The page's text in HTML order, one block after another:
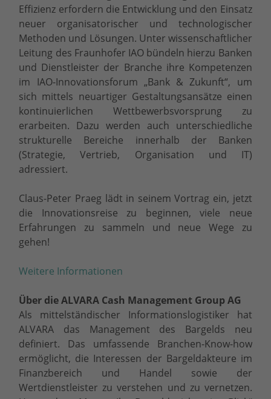
Effizienz erfordern die Entwicklung und den Einsatz
neuer organisatorischer und technologischer
Methoden und Lösungen. Unter wissenschaftlicher
Leitung des Fraunhofer IAO bündeln hierzu Banken
und Dienstleister der Branche ihre Kompetenzen
im IAO-Innovationsforum „Bank & Zukunft“, um
sich mittels neuartiger Gestaltungsansätze einen
kontinuierlichen Wettbewerbsvorsprung zu
erarbeiten. Dazu werden auch unterschiedliche
strukturelle Bereiche innerhalb der Banken
(Strategie, Vertrieb, Organisation und IT)
adressiert.
Claus-Peter Praeg lädt in seinem Vortrag ein, jetzt
die Innovationsreise zu beginnen, viele neue
Erfahrungen zu sammeln und neue Wege zu
gehen!
Weitere Informationen
Über die ALVARA Cash Management Group AG
Als mittelständischer Informationslogistiker hat
ALVARA das Management des Bargelds neu
definiert. Das umfassende Branchen-Know-how
ermöglicht, die Interessen der Bargeldakteure im
Finanzbereich und Handel sowie der
Wertdienstleister zu verstehen und zu vernetzen.